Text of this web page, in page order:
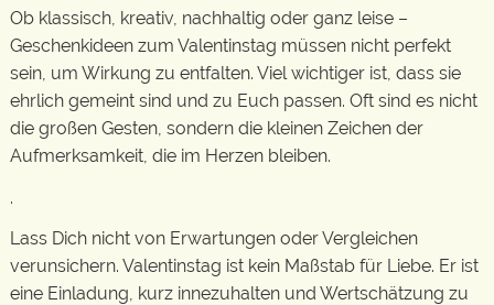
Ob klassisch, kreativ, nachhaltig oder ganz leise –
Geschenkideen zum Valentinstag müssen nicht perfekt
sein, um Wirkung zu entfalten. Viel wichtiger ist, dass sie
ehrlich gemeint sind und zu Euch passen. Oft sind es nicht
die großen Gesten, sondern die kleinen Zeichen der
Aufmerksamkeit, die im Herzen bleiben.
.
Lass Dich nicht von Erwartungen oder Vergleichen
verunsichern. Valentinstag ist kein Maßstab für Liebe. Er ist
eine Einladung, kurz innezuhalten und Wertschätzung zu